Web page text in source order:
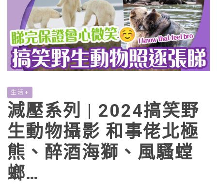
生活+
減壓系列 | 2024搞笑野
生動物攝影 和事佬北極
熊、醉酒海獅、風騷螳
螂…